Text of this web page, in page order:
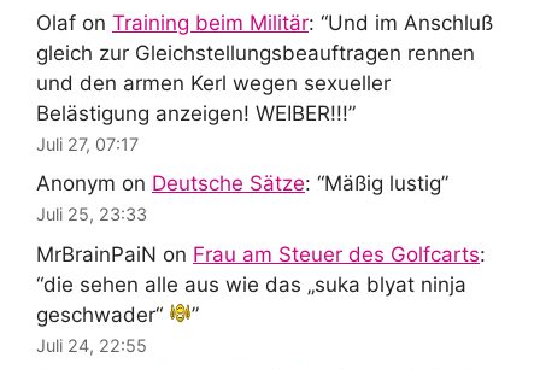
Olaf on Training beim Militär: “Und im Anschluß
gleich zur Gleichstellungsbeauftragen rennen
und den armen Kerl wegen sexueller
Belästigung anzeigen! WEIBER!!!”
Juli 27, 07:17
Anonym on Deutsche Sätze: “Mäßig lustig”
Juli 25, 23:33
MrBrainPaiN on Frau am Steuer des Golfcarts:
“die sehen alle aus wie das „suka blyat ninja
geschwader“
”
Juli 24, 22:55